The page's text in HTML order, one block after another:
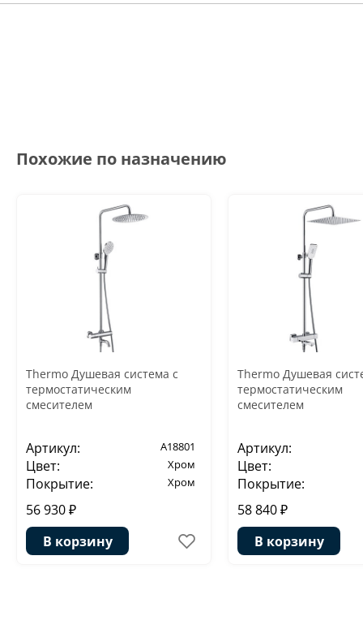
Похожие по назначению
Thermo Душевая система с
термостатическим
смесителем
Артикул: A18801
Цвет: Хром
Покрытие: Хром
56 930 ₽
В корзину
Thermo Душевая
термостатическим
смесителем
Артикул:
Цвет:
Покрытие:
58 840 ₽
В корзину